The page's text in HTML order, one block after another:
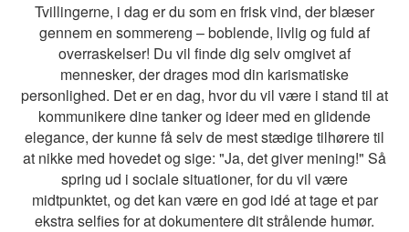
Tvillingerne, i dag er du som en frisk vind, der blæser
gennem en sommereng – boblende, livlig og fuld af
overraskelser! Du vil finde dig selv omgivet af
mennesker, der drages mod din karismatiske
personlighed. Det er en dag, hvor du vil være i stand til at
kommunikere dine tanker og ideer med en glidende
elegance, der kunne få selv de mest stædige tilhørere til
at nikke med hovedet og sige: "Ja, det giver mening!" Så
spring ud i sociale situationer, for du vil være
midtpunktet, og det kan være en god idé at tage et par
ekstra selfies for at dokumentere dit strålende humør.